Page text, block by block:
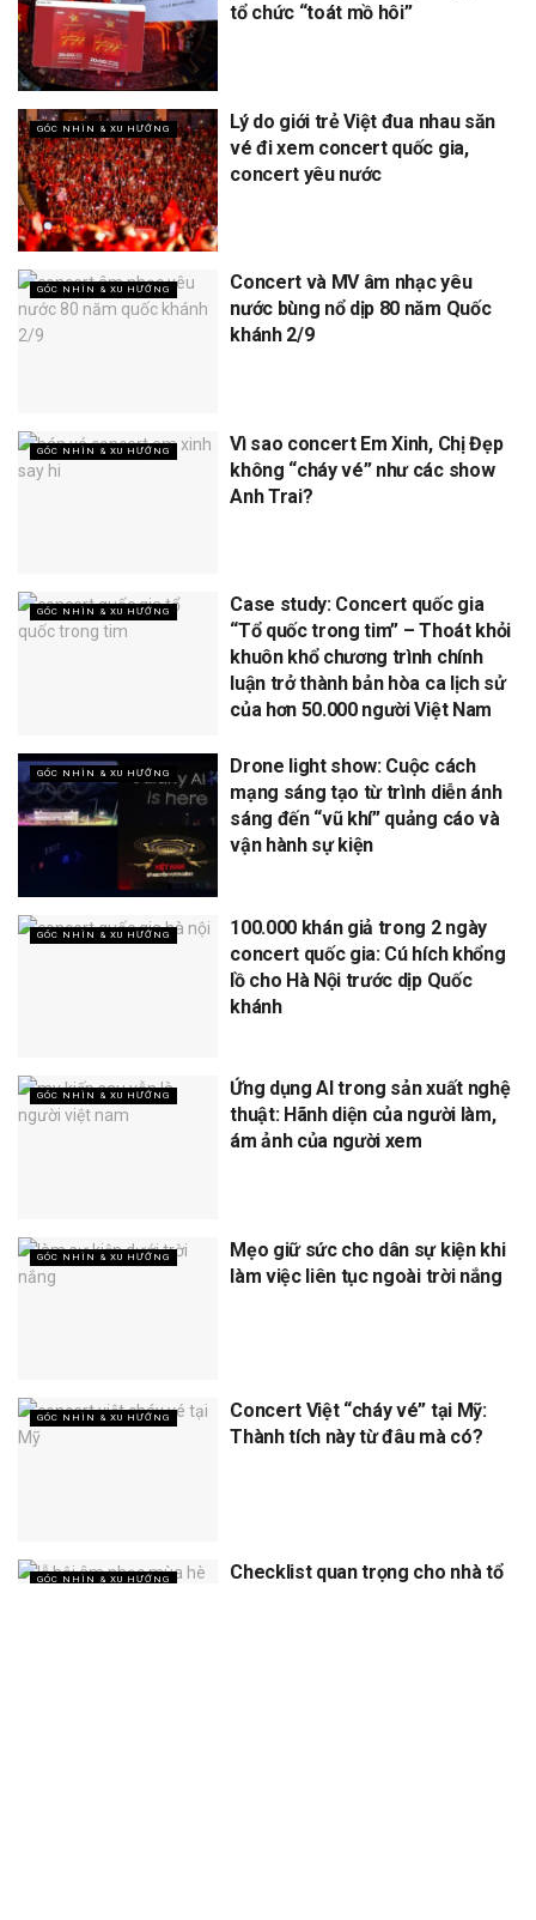
tổ chức “toát mồ hôi”
GÓC NHÌN & XU HƯỚNG
Lý do giới trẻ Việt đua nhau săn
vé đi xem concert quốc gia,
concert yêu nước
GÓC NHÌN & XU HƯỚNG
Concert và MV âm nhạc yêu
nước bùng nổ dịp 80 năm Quốc
khánh 2/9
GÓC NHÌN & XU HƯỚNG
Vì sao concert Em Xinh, Chị Đẹp
không “cháy vé” như các show
Anh Trai?
GÓC NHÌN & XU HƯỚNG
Case study: Concert quốc gia
“Tổ quốc trong tim” – Thoát khỏi
khuôn khổ chương trình chính
luận trở thành bản hòa ca lịch sử
của hơn 50.000 người Việt Nam
GÓC NHÌN & XU HƯỚNG
Drone light show: Cuộc cách
mạng sáng tạo từ trình diễn ánh
sáng đến “vũ khí” quảng cáo và
vận hành sự kiện
GÓC NHÌN & XU HƯỚNG
100.000 khán giả trong 2 ngày
concert quốc gia: Cú hích khổng
lồ cho Hà Nội trước dịp Quốc
khánh
GÓC NHÌN & XU HƯỚNG
Ứng dụng AI trong sản xuất nghệ
thuật: Hãnh diện của người làm,
ám ảnh của người xem
GÓC NHÌN & XU HƯỚNG
Mẹo giữ sức cho dân sự kiện khi
làm việc liên tục ngoài trời nắng
GÓC NHÌN & XU HƯỚNG
Concert Việt “cháy vé” tại Mỹ:
Thành tích này từ đâu mà có?
GÓC NHÌN & XU HƯỚNG
Checklist quan trọng cho nhà tổ